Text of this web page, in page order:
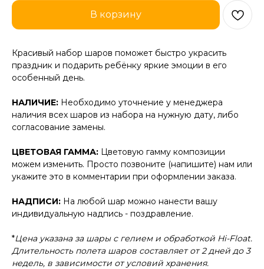
В корзину
Красивый набор шаров поможет быстро украсить
праздник и подарить ребёнку яркие эмоции в его
особенный день.
НАЛИЧИЕ: Необходимо уточнение у менеджера
наличия всех шаров из набора на нужную дату, либо
согласование замены.
ЦВЕТОВАЯ ГАММА: Цветовую гамму композиции
можем изменить. Просто позвоните (напишите) нам или
укажите это в комментарии при оформлении заказа.
НАДПИСИ: На любой шар можно нанести вашу
индивидуальную надпись - поздравление.
*Цена указана за шары с гелием и обработкой Hi-Float.
Длительность полета шаров составляет от 2 дней до 3
недель, в зависимости от условий хранения.